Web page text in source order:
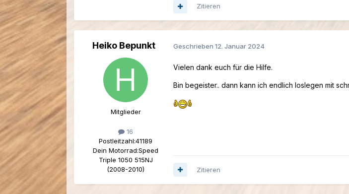
Zitieren
Heiko Bepunkt
Mitglieder
16
Postleitzahl:41189
Dein Motorrad:Speed
Triple 1050 515NJ
(2008-2010)
Geschrieben12. Januar 2024
Vielen dank euch für die Hilfe.
Bin begeister.. dann kann ich endlich loslegen mit
Zitieren